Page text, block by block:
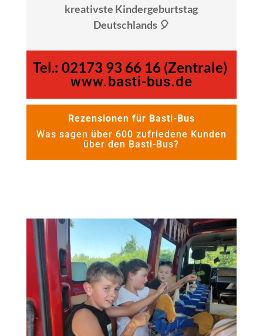
kreativste Kindergeburtstag
Deutschlands 🎈
Tel.: 02173 93 66 16 (Zentrale)
www.basti-bus.de
Rezensionen für Basti-Bus
Was sagen über 600 zufriedene Kunden
über den Basti-Bus?